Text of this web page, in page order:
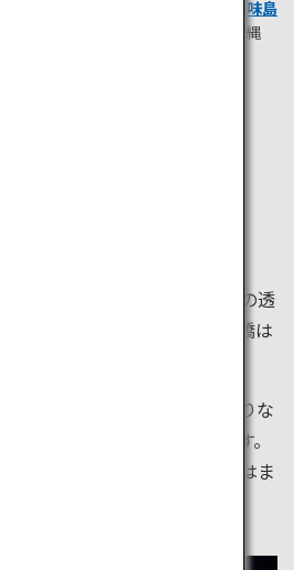
座間味島
沖縄
ブルー」と称され、世界有数の透
。他にも、海上を貫く角島大橋は
ブ出来る絶景スポットです。
催され、阿波踊り、ねぶた祭りな
風物詩として花火が人気です。
、見る人を魅了し、その迫力はま